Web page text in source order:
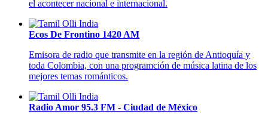
el acontecer nacional e internacional.
Ecos De Frontino 1420 AM
Emisora de radio que transmite en la región de Antioquía y
toda Colombia, con una programción de música latina de los
mejores temas románticos.
Radio Amor 95.3 FM - Ciudad de México